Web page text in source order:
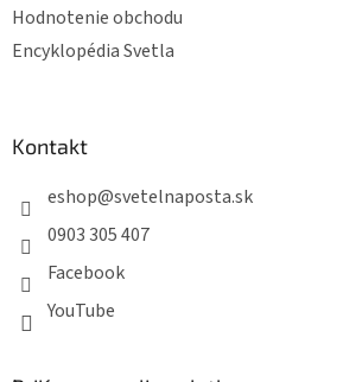
Hodnotenie obchodu
Encyklopédia Svetla
Kontakt
eshop@svetelnaposta.sk
0903 305 407
Facebook
YouTube